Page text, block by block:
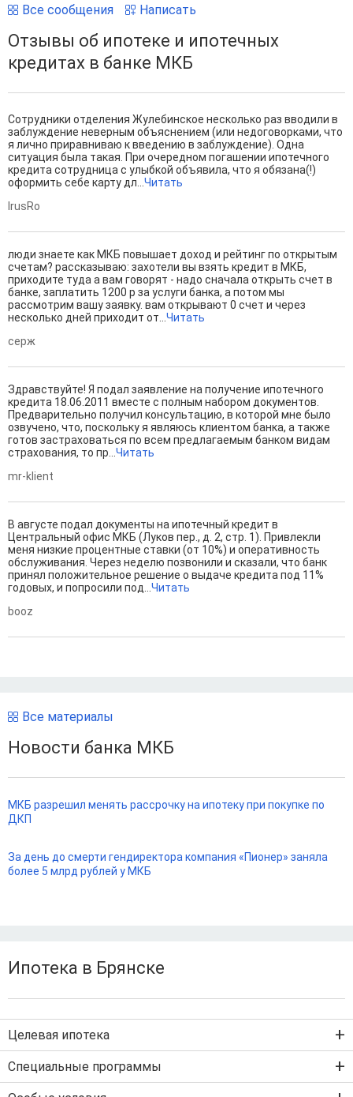
Все сообщения Написать
Отзывы об ипотеке и ипотечных
кредитах в банке МКБ
Сотрудники отделения Жулебинское несколько раз вводили в
заблуждение неверным объяснением (или недоговорками, что
я лично приравниваю к введению в заблуждение). Одна
ситуация была такая. При очередном погашении ипотечного
кредита сотрудница с улыбкой объявила, что я обязана(!)
оформить себе карту дл... Читать
IrusRo
люди знаете как МКБ повышает доход и рейтинг по открытым
счетам? рассказываю: захотели вы взять кредит в МКБ,
приходите туда а вам говорят - надо сначала открыть счет в
банке, заплатить 1200 р за услуги банка, а потом мы
рассмотрим вашу заявку. вам открывают 0 счет и через
несколько дней приходит от... Читать
серж
Здравствуйте! Я подал заявление на получение ипотечного
кредита 18.06.2011 вместе с полным набором документов.
Предварительно получил консультацию, в которой мне было
озвучено, что, поскольку я являюсь клиентом банка, а также
готов застраховаться по всем предлагаемым банком видам
страхования, то пр... Читать
mr-klient
В августе подал документы на ипотечный кредит в
Центральный офис МКБ (Луков пер., д. 2, стр. 1). Привлекли
меня низкие процентные ставки (от 10%) и оперативность
обслуживания. Через неделю позвонили и сказали, что банк
принял положительное решение о выдаче кредита под 11%
годовых, и попросили под... Читать
booz
Все материалы
Новости банка МКБ
МКБ разрешил менять рассрочку на ипотеку при покупке по
ДКП
За день до смерти гендиректора компания «Пионер» заняла
более 5 млрд рублей у МКБ
Ипотека в Брянске
Целевая ипотека
Ипотека на вторичку
Специальные программы